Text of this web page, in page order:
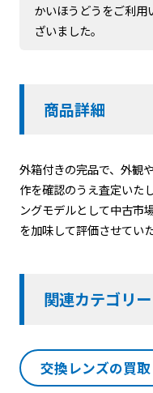
かいほうどうをご利
ざいました。
商品詳細
外箱付きの完品で、外観
作を確認のうえ査定いた
ングモデルとして中古市
を加味して評価させてい
関連カテゴリー
交換レンズの買取